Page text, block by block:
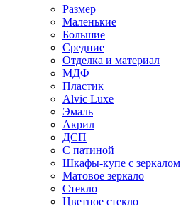
Размер
Маленькие
Большие
Средние
Отделка и материал
МДФ
Пластик
Alvic Luxe
Эмаль
Акрил
ДСП
С патиной
Шкафы-купе с зеркалом
Матовое зеркало
Стекло
Цветное стекло